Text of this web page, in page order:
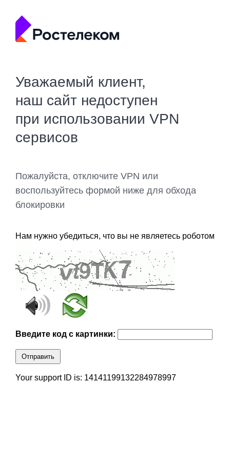
Уважаемый клиент,
наш сайт недоступен
при использовании VPN
сервисов
Пожалуйста, отключите VPN или
воспользуйтесь формой ниже для обхода
блокировки
Нам нужно убедиться, что вы не являетесь роботом
Введите код с картинки:
Отправить
Your support ID is: 14141199132284978997